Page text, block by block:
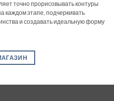
точно прорисовывать контуры
каждом этапе, подчеркивать
и создавать идеальную форму